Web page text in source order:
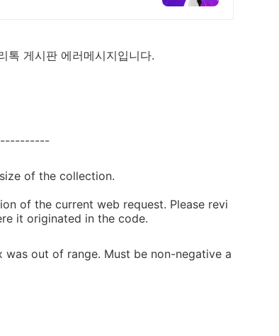
톡 게시판 에러메시지입니다.
of the collection.
of the current web request. Please revi
it originated in the code.
was out of range. Must be non-negative a